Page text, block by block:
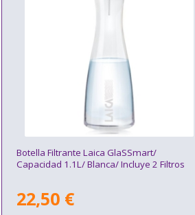
Botella Filtrante Laica GlaSSmart/
Capacidad 1.1L/ Blanca/ Incluye 2 Filtros
22,50 €